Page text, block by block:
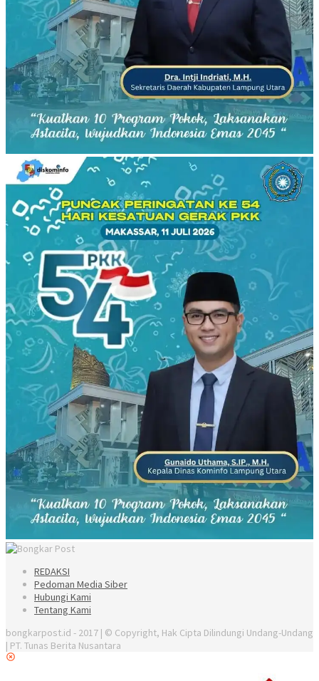
REDAKSI
Pedoman Media Siber
Hubungi Kami
Tentang Kami
bongkarpost.id - 2017 | © Copyright, Hak Cipta Dilindungi Undang-Undang
| PT. Tunas Berita Nusantara